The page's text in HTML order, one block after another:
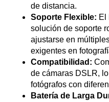
de distancia.
Soporte Flexible: El
solución de soporte
ajustarse en
exigentes en
Compatibilidad:
de cámaras DSLR,
fotógrafos con
Batería de Larga